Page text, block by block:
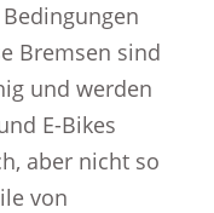
Bremsen sind
und werden
E-Bikes
aber nicht so
von